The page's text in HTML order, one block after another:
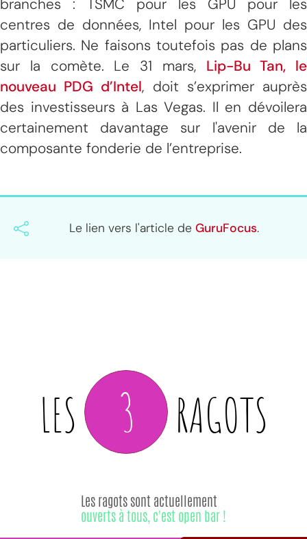
branches : TSMC pour les GPU pour les
centres de données, Intel pour les GPU des
particuliers. Ne faisons toutefois pas de plans
sur la comète. Le 31 mars, Lip-Bu Tan, le
nouveau PDG d’Intel, doit s’exprimer auprès
des investisseurs à Las Vegas. Il en dévoilera
certainement davantage sur l'avenir de la
composante fonderie de l’entreprise.
Le lien vers l'article de GuruFocus.
LES 3 RAGOTS
Les ragots sont actuellement
ouverts à tous, c'est open bar !